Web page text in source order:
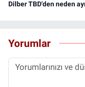
Dilber TBD'den neden
Yorumlar